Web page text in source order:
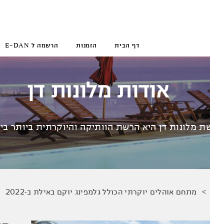
דף הבית הזמנות הרשמה ל E-DAN
אודות מלונות דן
מלונות דן היא הרשת הוותיקה והיוקרתית ביותר
מתחם אוהלים יוקרתי הכולל גלמפינג יוקם באילת ב-2022